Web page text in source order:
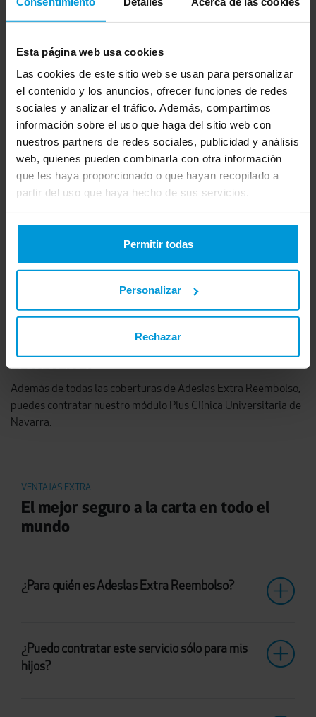
Esta página web usa cookies
Las cookies de este sitio web se usan para personalizar
el contenido y los anuncios, ofrecer funciones de redes
sociales y analizar el tráfico. Además, compartimos
información sobre el uso que haga del sitio web con
nuestros partners de redes sociales, publicidad y análisis
web, quienes pueden combinarla con otra información
que les haya proporcionado o que hayan recopilado a
partir del uso que haya hecho de sus servicios.
Permitir todas
Personalizar
Rechazar
alcance
Pago mensual y descuentos
de Navarra?
Además de todas las coberturas de Adeslas Extra Reembolso,
puedes contratar nuestro módulo Plus Clínica Universitaria de
Navarra.
VENTAJAS EXTRA
El mejor seguro a la carta en todo el
mundo
¿Para quién es Adeslas Extra Reembolso?
¿Puedo contratar este servicio sólo para mis
hijos?